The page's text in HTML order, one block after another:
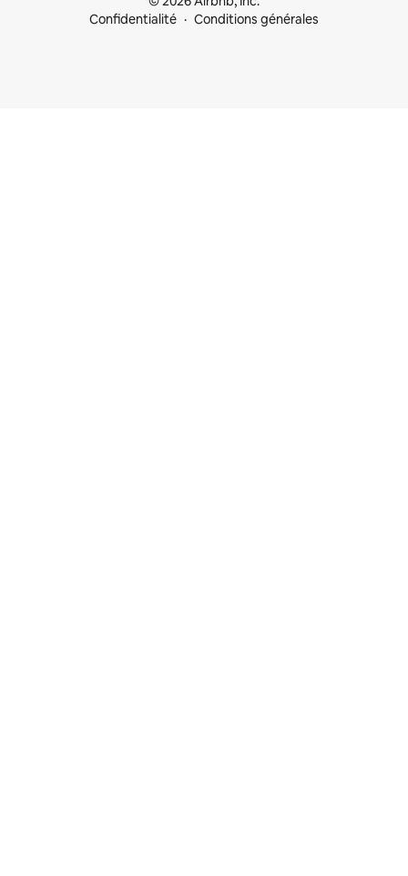
Confidentialité
Conditions générales